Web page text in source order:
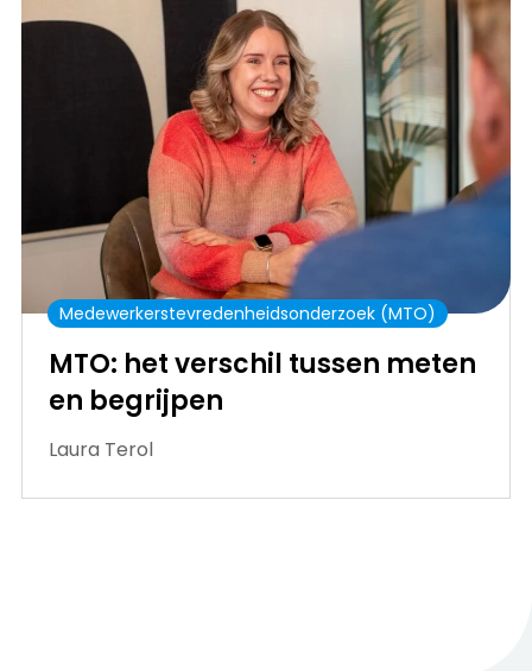
Medewerkerstevredenheidsonderzoek (MTO)
MTO: het verschil tussen meten
en begrijpen
Laura Terol